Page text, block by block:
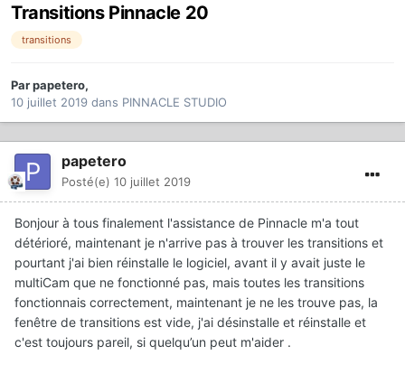
Transitions Pinnacle 20
transitions
Parpapetero,
10 juillet 2019 dans PINNACLE STUDIO
papetero
Posté(e) 10 juillet 2019
Bonjour à tous finalement l'assistance de Pinnacle m'a tout
détérioré, maintenant je n'arrive pas à trouver les transitions et
pourtant j'ai bien réinstalle le logiciel, avant il y avait juste le
multiCam que ne fonctionné pas, mais toutes les transitions
fonctionnais correctement, maintenant je ne les trouve pas, la
fenêtre de transitions est vide, j'ai désinstalle et réinstalle et
c'est toujours pareil, si quelqu’un peut m'aider .